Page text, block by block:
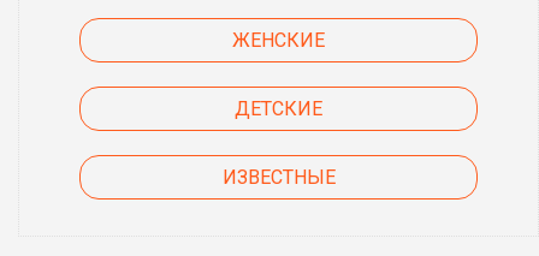
ЖЕНСКИЕ
ДЕТСКИЕ
ИЗВЕСТНЫЕ